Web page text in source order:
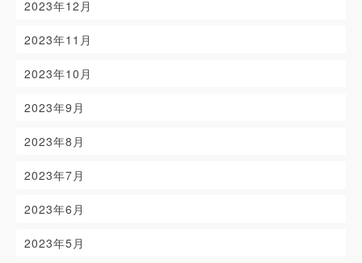
2023年12月
2023年11月
2023年10月
2023年9月
2023年8月
2023年7月
2023年6月
2023年5月